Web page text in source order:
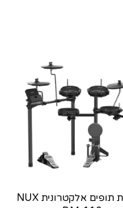
מערכת תופים אלקטרונית NUX